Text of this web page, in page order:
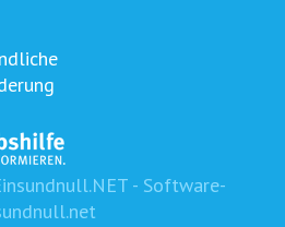
- Software-